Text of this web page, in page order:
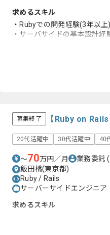
求めるスキル
・Rubyでの開発経験(3年以上)
・サーバサイドの基本設計経
募集終了 【Ruby on
20代活躍中 30代活躍中 40
〜70万円／月 業務委託
飯田橋(東京都)
Ruby / Rails
サーバーサイドエンジニア
求めるスキル